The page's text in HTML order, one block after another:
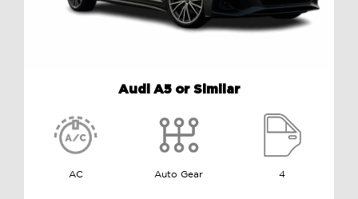
Audi A5 or Similar
AC Auto Gear 4